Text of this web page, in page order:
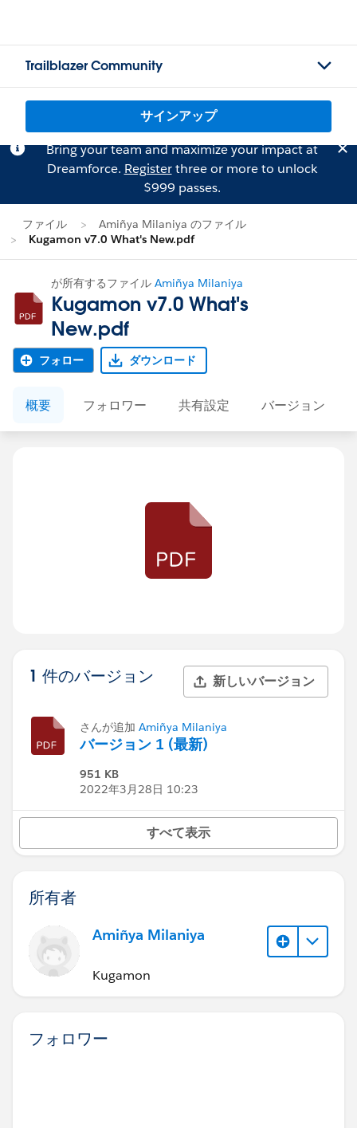
Trailblazer Community
サインアップ
Bring your team and maximize your impact at
Dreamforce. Registerthree or more to unlock
$999 passes.
ファイル
Amiñya Milaniya のファイル
Kugamon v7.0 What's New.pdf
が所有するファイル Amiñya Milaniya
Kugamon v7.0 What's
New.pdf
フォロー ダウンロード
概要 フォロワー 共有設定 バージョン
1 件のバージョン 新しいバージョン
さんが追加 Amiñya Milaniya
バージョン 1 (最新)
951 KB
2022年3月28日 10:23
すべて表示
所有者
Amiñya Milaniya
Kugamon
フォロワー